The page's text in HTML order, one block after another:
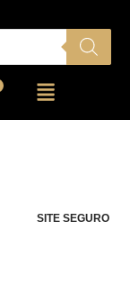
SITE SEGURO